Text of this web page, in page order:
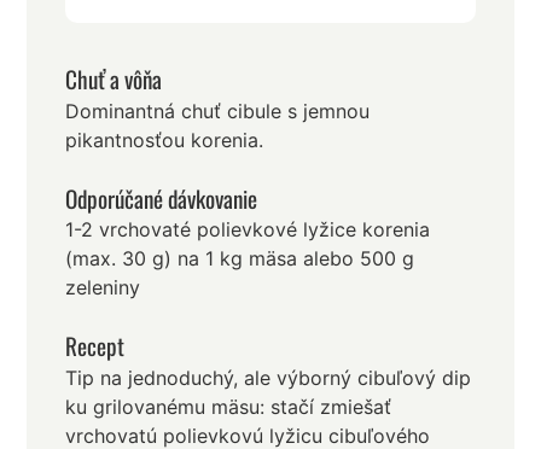
Chuť a vôňa
Dominantná chuť cibule s jemnou
pikantnosťou korenia.
Odporúčané dávkovanie
1-2 vrchovaté polievkové lyžice korenia
(max. 30 g) na 1 kg mäsa alebo 500 g
zeleniny
Recept
Tip na jednoduchý, ale výborný cibuľový dip
ku grilovanému mäsu: stačí zmiešať
vrchovatú polievkovú lyžicu cibuľového